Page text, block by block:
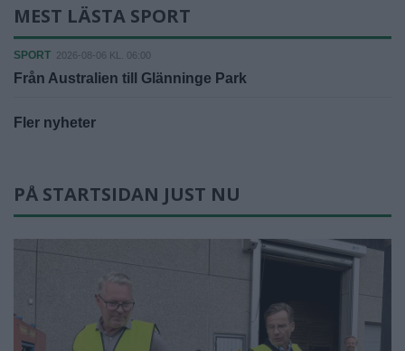
MEST LÄSTA SPORT
SPORT 2026-08-06 KL. 06:00
Från Australien till Glänninge Park
Fler nyheter
PÅ STARTSIDAN JUST NU